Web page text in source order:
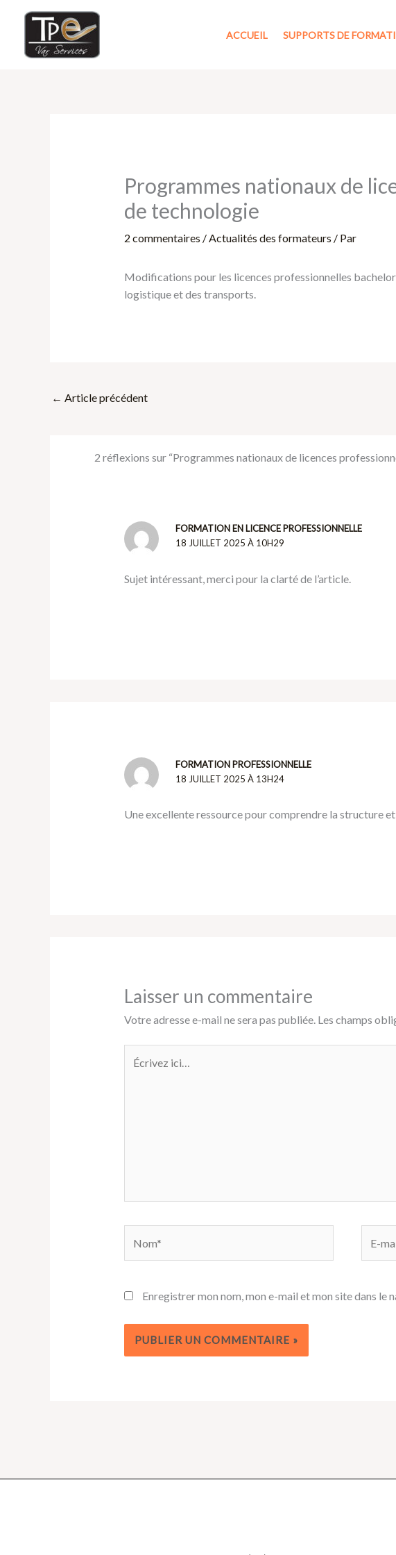
contenu
ACCUEIL SUPPORTS DE
Programmes nationaux de
de technologie
2 commentaires /Actualités des formateurs / Par
Modifications pour les licences professionnelles
logistique et des transports.
← Article précédent
2 réflexions sur “Programmes nationaux de licences
FORMATION EN LICENCE PROFESSIONNELLE
18 JUILLET 2025 À 10H29
Sujet intéressant, merci pour la clarté de l’article.
FORMATION PROFESSIONNELLE
18 JUILLET 2025 À 13H24
Une excellente ressource pour comprendre la structure
Laisser un commentaire
Votre adresse e-mail ne sera pas publiée. Les champs
ici…
mail*
Enregistrer mon nom, mon e-mail et mon site dans